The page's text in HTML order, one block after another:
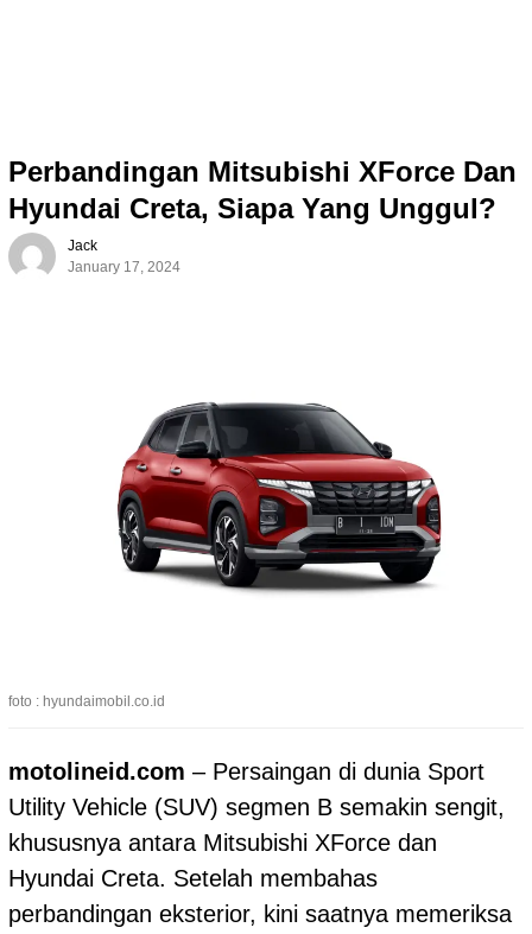
Perbandingan Mitsubishi XForce Dan
Hyundai Creta, Siapa Yang Unggul?
Jack
January 17, 2024
foto : hyundaimobil.co.id
motolineid.com – Persaingan di dunia Sport
Utility Vehicle (SUV) segmen B semakin sengit,
khususnya antara Mitsubishi XForce dan
Hyundai Creta. Setelah membahas
perbandingan eksterior, kini saatnya memeriksa